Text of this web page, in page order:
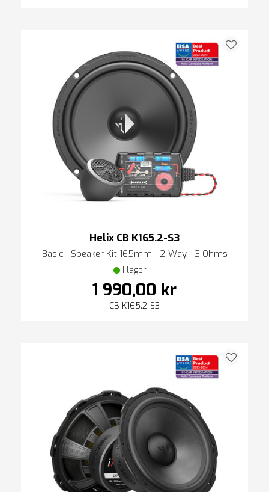
Helix CB K165.2-S3
Basic - Speaker Kit 165mm - 2-Way - 3 Ohms
I lager
1 990,00 kr
CB K165.2-S3